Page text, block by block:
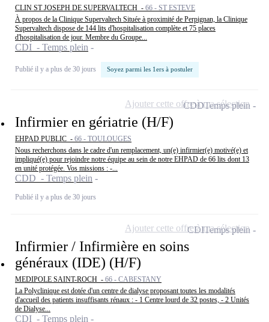
CLIN ST JOSEPH DE SUPERVALTECH - 66 - ST ESTEVE
À propos de la Clinique Supervaltech Située à proximité de Perpignan, la Clinique
Supervaltech dispose de 144 lits d'hospitalisation complète et 75 places
d'hospitalisation de jour. Membre du Groupe...
CDI - Temps plein
Publié il y a plus de 30 jours Soyez parmi les 1ers à postuler
Infirmier en gériatrie (H/F)
EHPAD PUBLIC - 66 - TOULOUGES
Nous recherchons dans le cadre d'un remplacement, un(e) infirmier(e) motivé(e) et
impliqué(e) pour rejoindre notre équipe au sein de notre EHPAD de 66 lits dont 13
en unité protégée. Vos missions : -...
CDD - Temps plein
Publié il y a plus de 30 jours
CDDTemps plein
Ajouter cette offre à ma sélection
Infirmier / Infirmière en soins
généraux (IDE) (H/F)
MEDIPOLE SAINT-ROCH - 66 - CABESTANY
La Polyclinique est dotée d'un centre de dialyse proposant toutes les modalités
d'accueil des patients insuffisants rénaux : - 1 Centre lourd de 32 postes, - 2 Unités
de Dialyse...
CDI - Temps plein
CDITemps plein
Ajouter cette offre à ma sélection